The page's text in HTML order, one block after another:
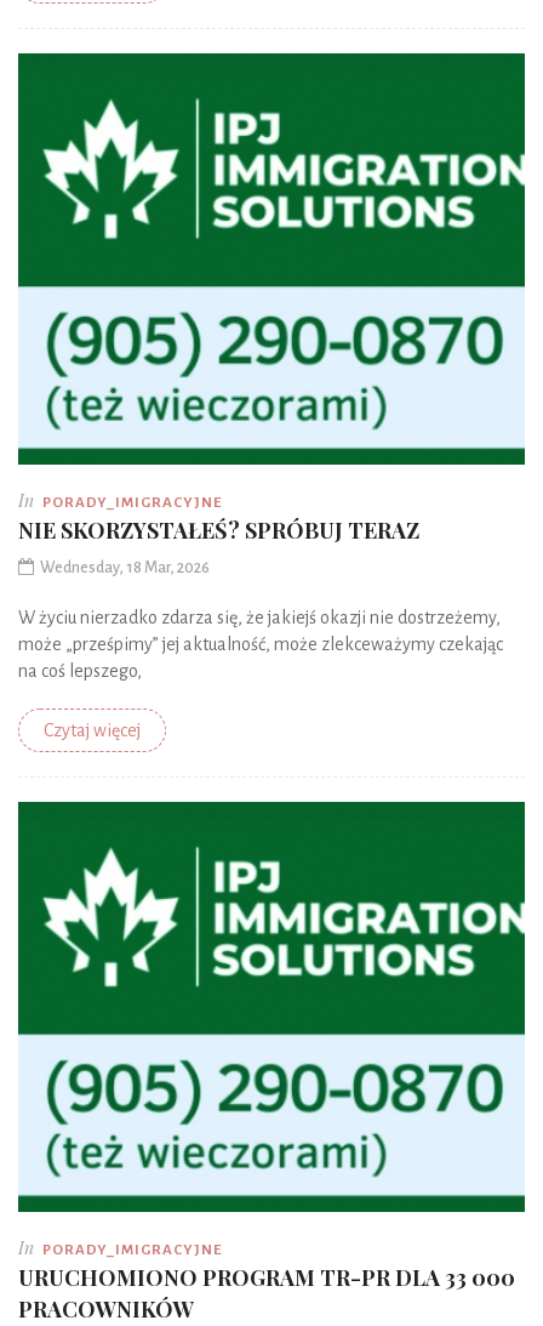
In PORADY_IMIGRACYJNE
NIE SKORZYSTAŁEŚ? SPRÓBUJ TERAZ
Wednesday, 18 Mar, 2026
W życiu nierzadko zdarza się, że jakiejś okazji nie dostrzeżemy,
może „prześpimy” jej aktualność, może zlekceważymy czekając
na coś lepszego,
Czytaj więcej
In PORADY_IMIGRACYJNE
URUCHOMIONO PROGRAM TR-PR DLA 33 000
PRACOWNIKÓW